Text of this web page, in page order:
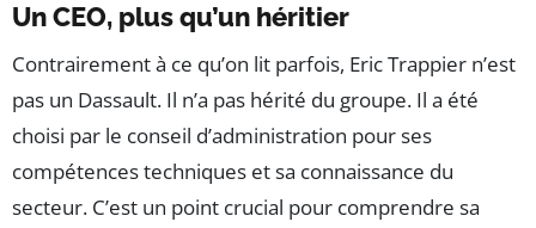
Un CEO, plus qu’un héritier
Contrairement à ce qu’on lit parfois, Eric Trappier n’est
pas un Dassault. Il n’a pas hérité du groupe. Il a été
choisi par le conseil d’administration pour ses
compétences techniques et sa connaissance du
secteur. C’est un point crucial pour comprendre sa